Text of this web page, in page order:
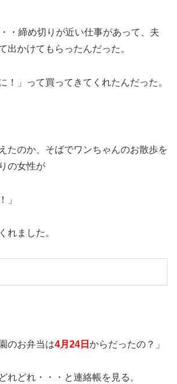
・締め切りが近い仕事があって、夫
出かけてもらったんだった。
！」って買ってきてくれたんだった。
たのか、そばでワンちゃんのお散歩を
の女性が
」
れました。
のお弁当は4月24日 からだったの？」
れどれ・・・と連絡帳を見る。